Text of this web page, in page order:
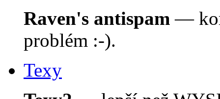
Raven's antispam —
problém :-).
Texy